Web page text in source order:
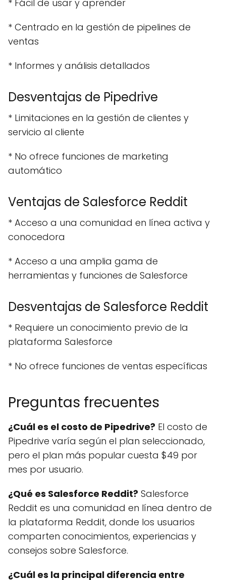
* Fácil de usar y aprender
* Centrado en la gestión de pipelines de
ventas
* Informes y análisis detallados
Desventajas de Pipedrive
* Limitaciones en la gestión de clientes y
servicio al cliente
* No ofrece funciones de marketing
automático
Ventajas de Salesforce Reddit
* Acceso a una comunidad en línea activa y
conocedora
* Acceso a una amplia gama de
herramientas y funciones de Salesforce
Desventajas de Salesforce Reddit
* Requiere un conocimiento previo de la
plataforma Salesforce
* No ofrece funciones de ventas específicas
Preguntas frecuentes
¿Cuál es el costo de Pipedrive? El costo de
Pipedrive varía según el plan seleccionado,
pero el plan más popular cuesta $49 por
mes por usuario.
¿Qué es Salesforce Reddit? Salesforce
Reddit es una comunidad en línea dentro de
la plataforma Reddit, donde los usuarios
comparten conocimientos, experiencias y
consejos sobre Salesforce.
¿Cuál es la principal diferencia entre